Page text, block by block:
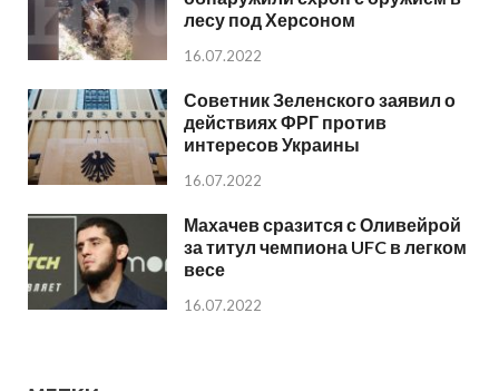
лесу под Херсоном
16.07.2022
Советник Зеленского заявил о
действиях ФРГ против
интересов Украины
16.07.2022
Махачев сразится с Оливейрой
за титул чемпиона UFC в легком
весе
16.07.2022